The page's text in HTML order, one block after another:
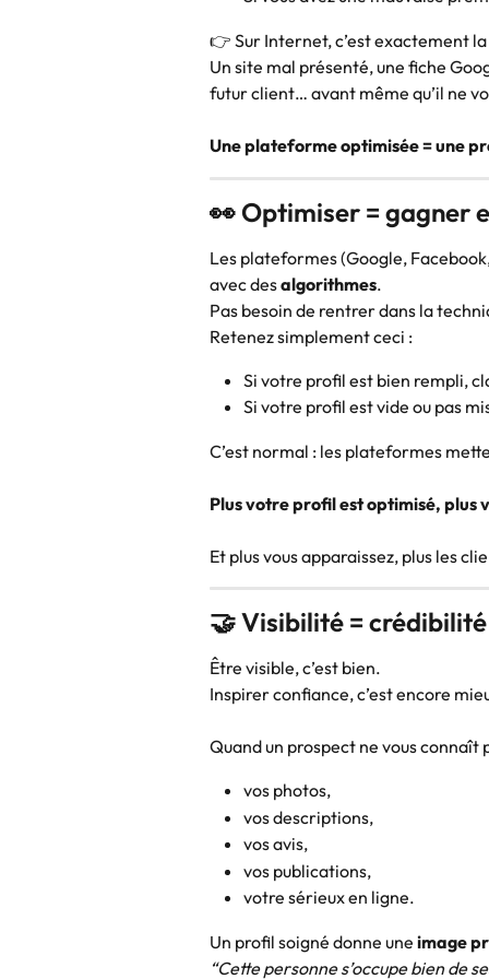
👉 Sur Internet, c’est exactement
Un site mal présenté, une fiche
futur client… avant même qu’il ne
Une plateforme optimisée = une
👀 Optimiser = gagner
Les plateformes (Google,
avec des algorithmes.
Pas besoin de rentrer dans la
Retenez simplement ceci :
Si votre profil est bien rempli,
Si votre profil est vide ou pas
C’est normal : les plateformes
Plus votre profil est optimisé, plus
Et plus vous apparaissez, plus les
🤝 Visibilité = crédibilité
Être visible, c’est bien.
Inspirer confiance, c’est encore
Quand un prospect ne vous connaît
vos photos,
vos descriptions,
vos avis,
vos publications,
votre sérieux en ligne.
Un profil soigné donne une image
“Cette personne s’occupe bien de